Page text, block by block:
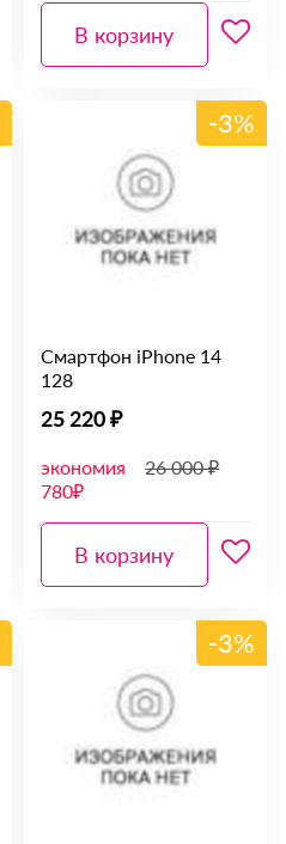
В корзину
-3%
Смартфон iPhone 14
128
25 220 ₽
экономия
780₽
26 000 ₽
В корзину
-3%